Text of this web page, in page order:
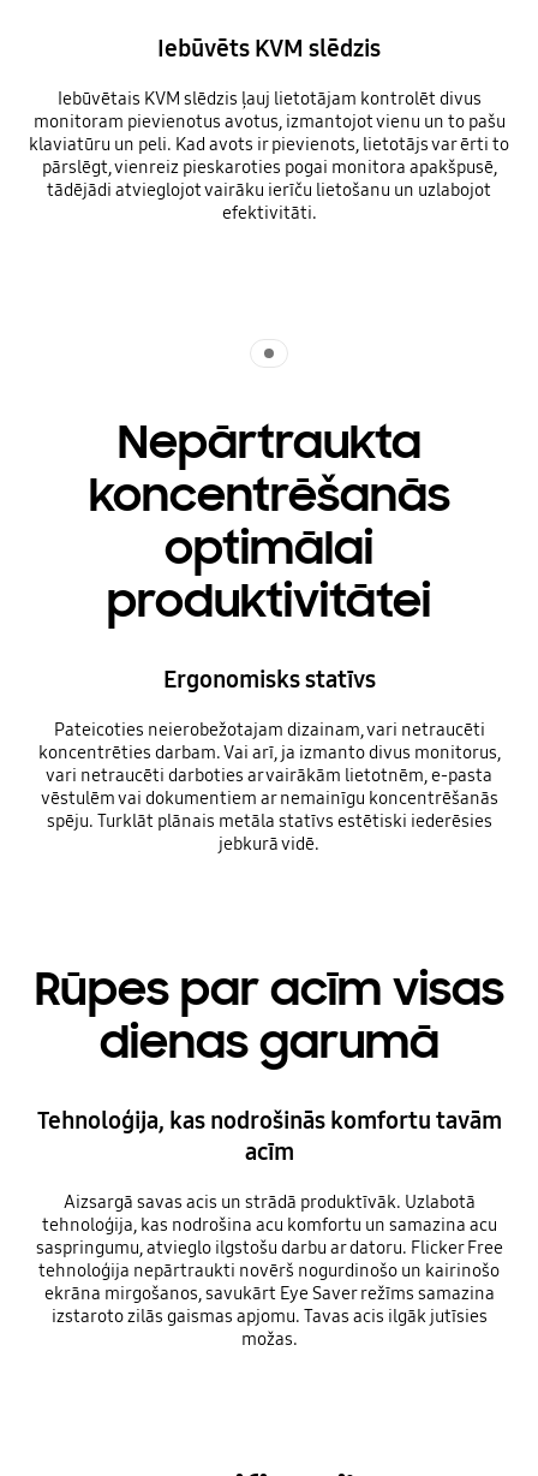
Iebūvēts KVM slēdzis
Iebūvētais KVM slēdzis ļauj lietotājam kontrolēt divus
monitoram pievienotus avotus, izmantojot vienu un to pašu
klaviatūru un peli. Kad avots ir pievienots, lietotājs var ērti to
pārslēgt, vienreiz pieskaroties pogai monitora apakšpusē,
tādējādi atvieglojot vairāku ierīču lietošanu un uzlabojot
efektivitāti.
Nepārtraukta
koncentrēšanās
optimālai
produktivitātei
Ergonomisks statīvs
Pateicoties neierobežotajam dizainam, vari netraucēti
koncentrēties darbam. Vai arī, ja izmanto divus monitorus,
vari netraucēti darboties ar vairākām lietotnēm, e-pasta
vēstulēm vai dokumentiem ar nemainīgu koncentrēšanās
spēju. Turklāt plānais metāla statīvs estētiski iederēsies
jebkurā vidē.
Rūpes par acīm visas
dienas garumā
Tehnoloģija, kas nodrošinās komfortu tavām
acīm
Aizsargā savas acis un strādā produktīvāk. Uzlabotā
tehnoloģija, kas nodrošina acu komfortu un samazina acu
saspringumu, atvieglo ilgstošu darbu ar datoru. Flicker Free
tehnoloģija nepārtraukti novērš nogurdinošo un kairinošo
ekrāna mirgošanos, savukārt Eye Saver režīms samazina
izstaroto zilās gaismas apjomu. Tavas acis ilgāk jutīsies
možas.